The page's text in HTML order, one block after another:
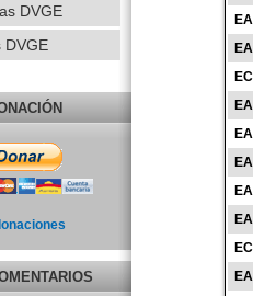
DVGE
DVGE